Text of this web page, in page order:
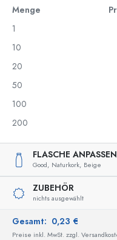
Menge
1
10
20
50
100
200
FLASCHE ANPASSEN
Good, Naturkork, Beige
ZUBEHÖR
nichts ausgewählt
Gesamt: 0,23 €
Preise inkl. MwSt. zzgl.